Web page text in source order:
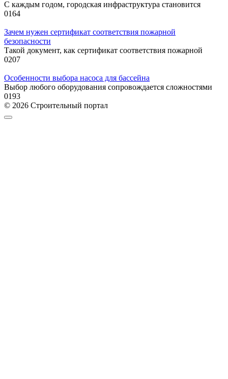
С каждым годом, городская инфраструктура становится
0164
Зачем нужен сертификат соответствия пожарной
безопасности
Такой документ, как сертификат соответствия пожарной
0207
Особенности выбора насоса для бассейна
Выбор любого оборудования сопровождается сложностями
0193
© 2026 Строительный портал